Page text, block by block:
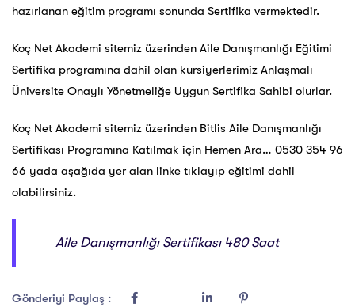
hazırlanan eğitim programı sonunda Sertifika vermektedir.
Koç Net Akademi sitemiz üzerinden Aile Danışmanlığı Eğitimi
Sertifika programına dahil olan kursiyerlerimiz Anlaşmalı
Üniversite Onaylı Yönetmeliğe Uygun Sertifika Sahibi olurlar.
Koç Net Akademi sitemiz üzerinden Bitlis Aile Danışmanlığı
Sertifikası Programına Katılmak için Hemen Ara… 0530 354 96
66 yada aşağıda yer alan linke tıklayıp eğitimi dahil
olabilirsiniz.
Aile Danışmanlığı Sertifikası 480 Saat
Gönderiyi Paylaş :